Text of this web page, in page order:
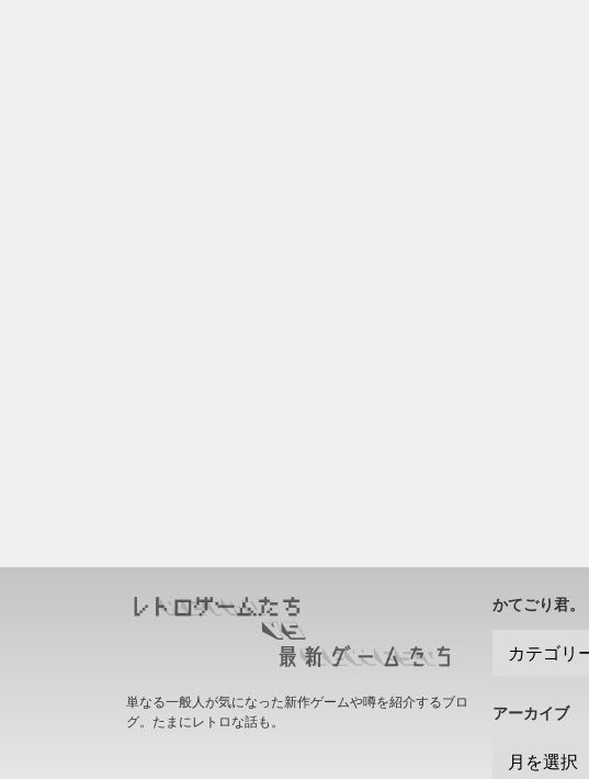
かてごり君。
アーカイブ
単なる一般人が気になった新作ゲームや噂を紹介するブロ
グ。たまにレトロな話も。